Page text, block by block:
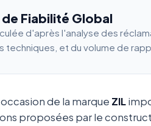
Fiabilité Global
d'après l'analyse des
techniques, et du volume de
de la marque ZIL
proposées par le